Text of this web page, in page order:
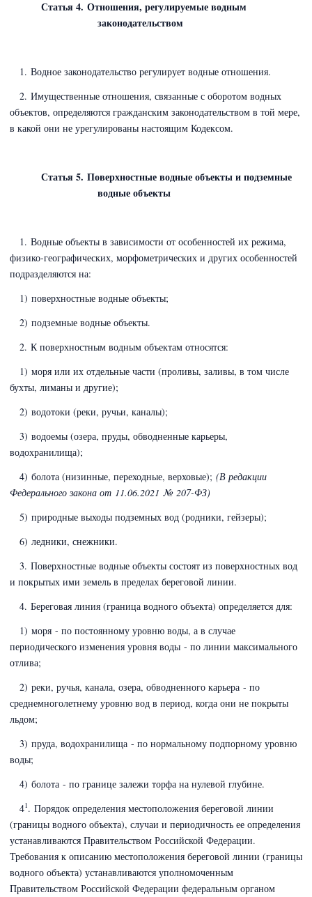
Статья 4. Отношения, регулируемые водным
законодательством
1. Водное законодательство регулирует водные отношения.
2. Имущественные отношения, связанные с оборотом водных
объектов, определяются гражданским законодательством в той мере,
в какой они не урегулированы настоящим Кодексом.
Статья 5. Поверхностные водные объекты и подземные
водные объекты
1. Водные объекты в зависимости от особенностей их режима,
физико-географических, морфометрических и других особенностей
подразделяются на:
1) поверхностные водные объекты;
2) подземные водные объекты.
2. К поверхностным водным объектам относятся:
1) моря или их отдельные части (проливы, заливы, в том числе
бухты, лиманы и другие);
2) водотоки (реки, ручьи, каналы);
3) водоемы (озера, пруды, обводненные карьеры,
водохранилища);
4) болота (низинные, переходные, верховые); (В редакции
Федерального закона от 11.06.2021 № 207-ФЗ)
5) природные выходы подземных вод (родники, гейзеры);
6) ледники, снежники.
3. Поверхностные водные объекты состоят из поверхностных вод
и покрытых ими земель в пределах береговой линии.
4. Береговая линия (граница водного объекта) определяется для:
1) моря - по постоянному уровню воды, а в случае
периодического изменения уровня воды - по линии максимального
отлива;
2) реки, ручья, канала, озера, обводненного карьера - по
среднемноголетнему уровню вод в период, когда они не покрыты
льдом;
3) пруда, водохранилища - по нормальному подпорному уровню
воды;
4) болота - по границе залежи торфа на нулевой глубине.
41. Порядок определения местоположения береговой линии
(границы водного объекта), случаи и периодичность ее определения
устанавливаются Правительством Российской Федерации.
Требования к описанию местоположения береговой линии (границы
водного объекта) устанавливаются уполномоченным
Правительством Российской Федерации федеральным органом